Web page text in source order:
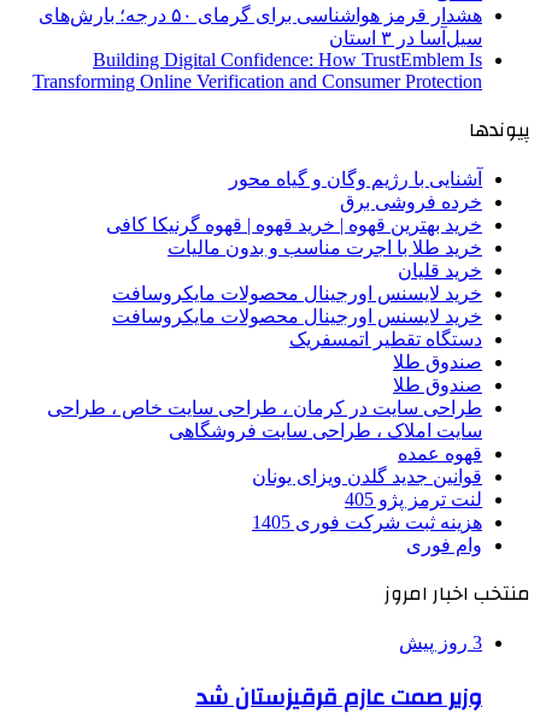
هشدار قرمز هواشناسی برای گرمای ۵۰ درجه؛ بارش‌های
سیل‌آسا در ۳ استان
Building Digital Confidence: How TrustEmblem Is
Transforming Online Verification and Consumer Protection
پیوندها
آشنایی با رژیم وگان و گیاه محور
خرده فروشی برق
خرید بهترین قهوه | خرید قهوه | قهوه گرنیکا کافی
خرید طلا با اجرت مناسب و بدون مالیات
خرید قلیان
خرید لایسنس اورجینال محصولات مایکروسافت
خرید لایسنس اورجینال محصولات مایکروسافت
دستگاه تقطیر اتمسفریک
صندوق طلا
صندوق طلا
طراحی سایت در کرمان ، طراحی سایت خاص ، طراحی
سایت املاک ، طراحی سایت فروشگاهی
قهوه عمده
قوانین جدید گلدن ویزای یونان
لنت ترمز پژو 405
هزینه ثبت شرکت فوری 1405
وام فوری
منتخب اخبار امروز
3 روز پیش
وزیر صمت عازم قرقیزستان شد